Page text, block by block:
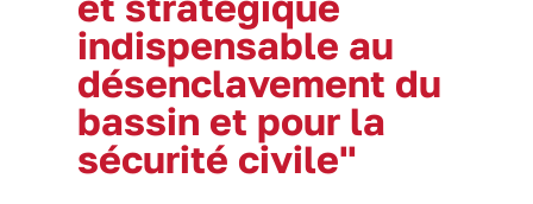
indispensable au
désenclavement du
bassin et pour la
sécurité civile"